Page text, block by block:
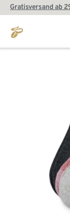
Gratisversand ab